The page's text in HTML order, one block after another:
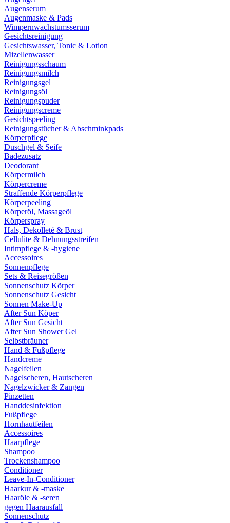
Augenserum
Augenmaske & Pads
Wimpernwachstumsserum
Gesichtsreinigung
Gesichtswasser, Tonic & Lotion
Mizellenwasser
Reinigungsschaum
Reinigungsmilch
Reinigungsgel
Reinigungsöl
Reinigungspuder
Reinigungscreme
Gesichtspeeling
Reinigungstücher & Abschminkpads
Körperpflege
Duschgel & Seife
Badezusatz
Deodorant
Körpermilch
Körpercreme
Straffende Körperpflege
Körperpeeling
Körperöl, Massageöl
Körperspray
Hals, Dekolleté & Brust
Cellulite & Dehnungsstreifen
Intimpflege & -hygiene
Accessoires
Sonnenpflege
Sets & Reisegrößen
Sonnenschutz Körper
Sonnenschutz Gesicht
Sonnen Make-Up
After Sun Köper
After Sun Gesicht
After Sun Shower Gel
Selbstbräuner
Hand & Fußpflege
Handcreme
Nagelfeilen
Nagelscheren, Hautscheren
Nagelzwicker & Zangen
Pinzetten
Handdesinfektion
Fußpflege
Hornhautfeilen
Accessoires
Haarpflege
Shampoo
Trockenshampoo
Conditioner
Leave-In-Conditioner
Haarkur & -maske
Haaröle & -seren
gegen Haarausfall
Sonnenschutz